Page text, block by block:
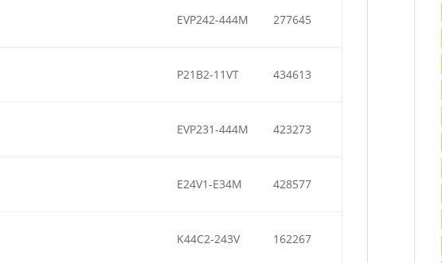
EVP242-444M 277645
P21B2-11VT 434613
EVP231-444M 423273
E24V1-E34M 428577
K44C2-243V 162267